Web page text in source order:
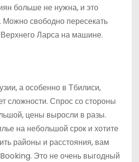
больше не нужна, и это
Можно свободно пересекать
Ларса на машине.
а особенно в Тбилиси,
сложности. Спрос со стороны
цены выросли в разы.
на небольшой срок и хотите
районы и расстояния, вам
Это не очень выгодный